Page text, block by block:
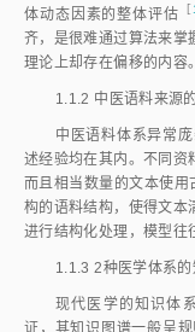
体动态因素的整体评估 ［
齐，是很难通过算法来掌
理论上却存在偏移的内容。
1.1.2 中医语料来源
中医语料体系异常
述经验均在其内。不同资
而且相当数量的文本使
构的语料结构，使得文本
进行结构化处理，模型往
1.1.3 2种医学体系
现代医学的知识体
证，其知识图谱一般呈